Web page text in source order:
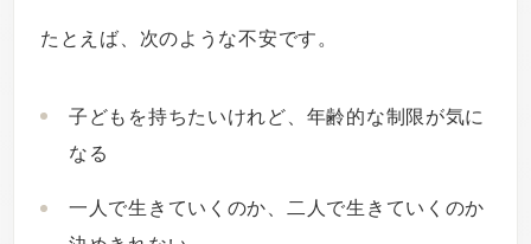
たとえば、次のような不安です。
子どもを持ちたいけれど、年齢的な制限が気に
なる
一人で生きていくのか、二人で生きていくのか